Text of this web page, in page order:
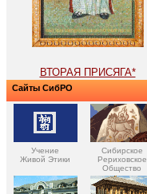
ВТОРАЯ ПРИСЯГА*
Сайты СибРО
Учение
Живой Этики
Сибирское
Рериховское
Общество